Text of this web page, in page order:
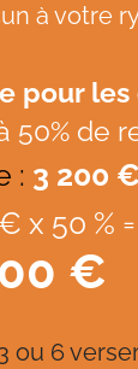
à votre
pour
50% de
: 3 200 €
x 50 % =
€
ou 6